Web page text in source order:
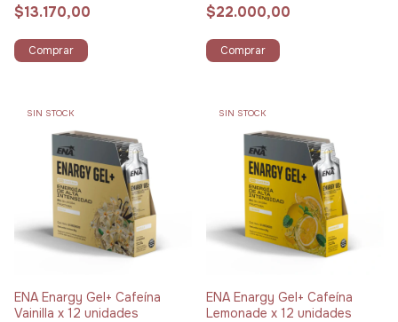
$13.170,00
Comprar
$22.000,00
Comprar
SIN STOCK
ENA Enargy Gel+ Cafeína
Vainilla x 12 unidades
SIN STOCK
ENA Enargy Gel+ Cafeína
Lemonade x 12 unidades